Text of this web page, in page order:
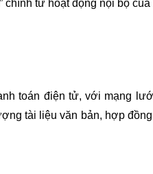
chính từ hoạt động nội bộ của
toán điện tử, với mạng
tài liệu văn bản, hợp